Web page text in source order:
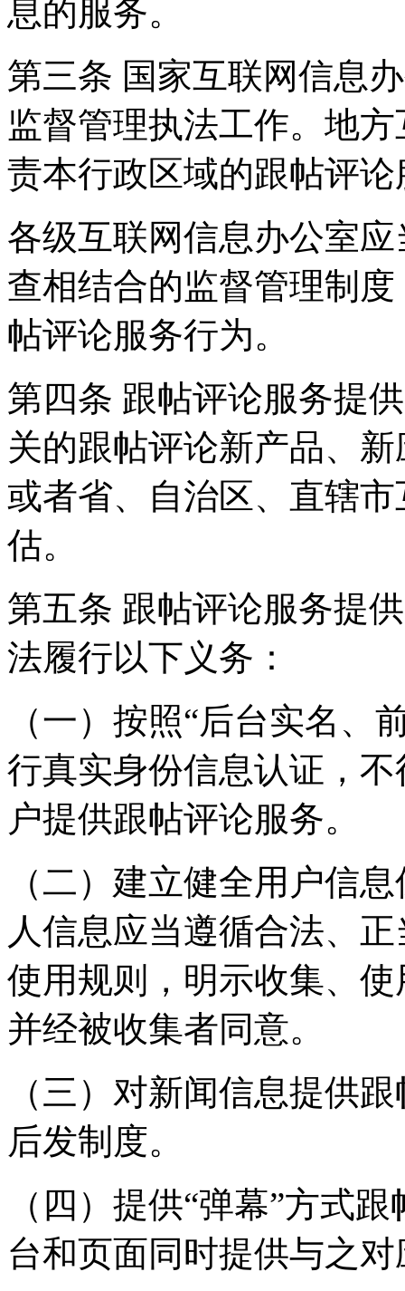
息的服务。
第三条 国家互联网信息
监督管理执法工作。地
责本行政区域的跟帖评
各级互联网信息办公室
查相结合的监督管理制
帖评论服务行为。
第四条 跟帖评论服务提
关的跟帖评论新产品、
或者省、自治区、直辖
估。
第五条 跟帖评论服务提
法履行以下义务：
（一）按照“后台实名、
行真实身份信息认证，
户提供跟帖评论服务。
（二）建立健全用户信
人信息应当遵循合法、
使用规则，明示收集、
并经被收集者同意。
（三）对新闻信息提供
后发制度。
（四）提供“弹幕”方式
台和页面同时提供与之